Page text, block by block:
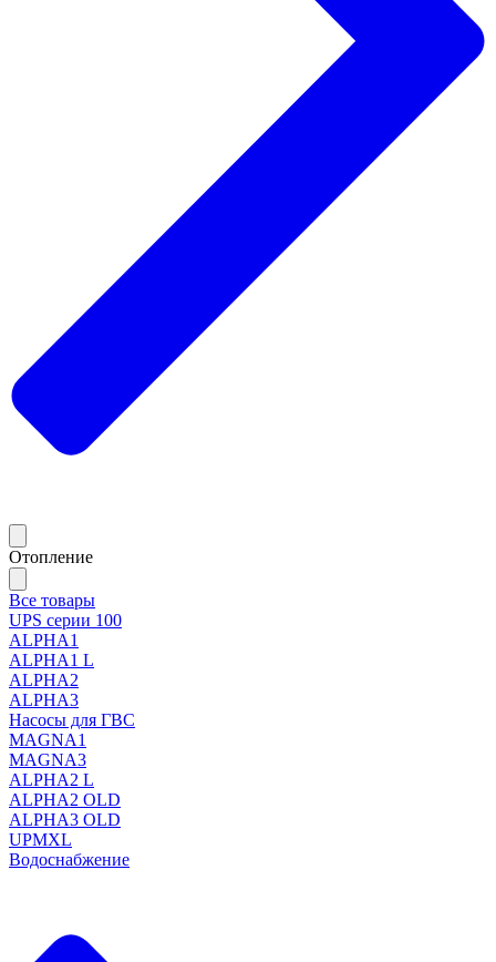
Отопление
Все товары
UPS серии 100
ALPHA1
ALPHA1 L
ALPHA2
ALPHA3
Насосы для ГВС
MAGNA1
MAGNA3
ALPHA2 L
ALPHA2 OLD
ALPHA3 OLD
UPMXL
Водоснабжение